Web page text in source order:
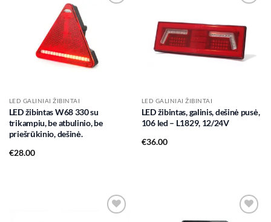
LED GALINIAI ŽIBINTAI
LED žibintas W68 330 su
trikampiu, be atbulinio, be
priešrūkinio, dešinė.
€28.00
LED GALINIAI ŽIBINTAI
LED žibintas, galinis, dešinė pusė,
106 led – L1829, 12/24V
€36.00